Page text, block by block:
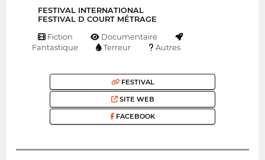
FESTIVAL INTERNATIONAL
FESTIVAL D COURT MÉTRAGE
Fiction
Documentaire
Fantastique
Terreur Autres
FESTIVAL
SITE WEB
FACEBOOK